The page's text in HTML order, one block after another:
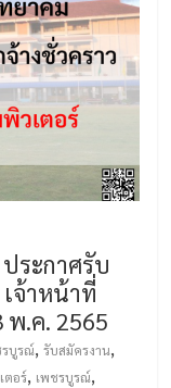
ระกาศรับ
จ้าหน้าที่
พ.ค. 2565
รบูรณ์,รับสมัครงาน,
ตอร์, เพชรบูรณ์,